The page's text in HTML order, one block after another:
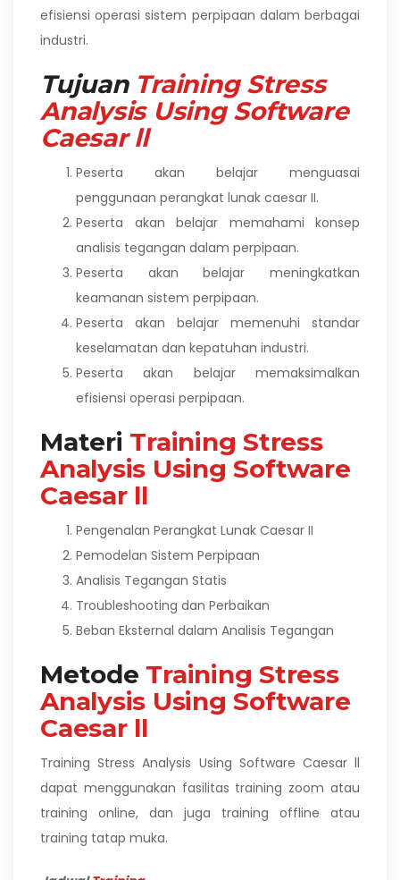
efisiensi operasi sistem perpipaan dalam berbagai
industri.
Tujuan Training Stress
Analysis Using Software
Caesar ll
Peserta akan belajar menguasai
penggunaan perangkat lunak caesar II.
Peserta akan belajar memahami konsep
analisis tegangan dalam perpipaan.
Peserta akan belajar meningkatkan
keamanan sistem perpipaan.
Peserta akan belajar memenuhi standar
keselamatan dan kepatuhan industri.
Peserta akan belajar memaksimalkan
efisiensi operasi perpipaan.
Materi Training Stress
Analysis Using Software
Caesar ll
Pengenalan Perangkat Lunak Caesar II
Pemodelan Sistem Perpipaan
Analisis Tegangan Statis
Troubleshooting dan Perbaikan
Beban Eksternal dalam Analisis Tegangan
Metode Training Stress
Analysis Using Software
Caesar ll
Training Stress Analysis Using Software Caesar ll
dapat menggunakan fasilitas training zoom atau
training online, dan juga training offline atau
training tatap muka.